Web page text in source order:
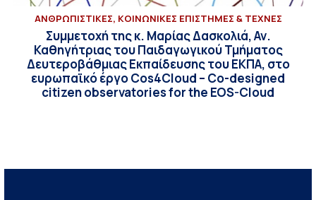
ΑΝΘΡΩΠΙΣΤΙΚΕΣ, ΚΟΙΝΩΝΙΚΕΣ ΕΠΙΣΤΗΜΕΣ & ΤΕΧΝΕΣ
Συμμετοχή της κ. Μαρίας Δασκολιά, Αν.
Καθηγήτριας του Παιδαγωγικού Τμήματος
Δευτεροβάθμιας Εκπαίδευσης του ΕΚΠΑ, στο
ευρωπαϊκό έργο Cos4Cloud – Co-designed
citizen observatories for the EOS-Cloud